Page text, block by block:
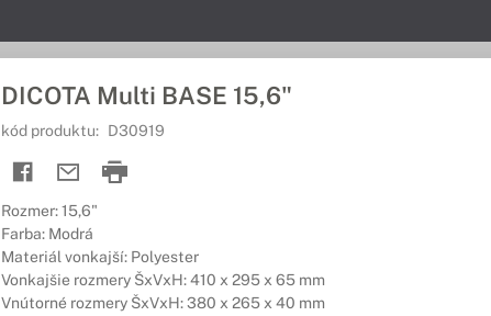
DICOTA Multi BASE 15,6"
kód produktu: D30919
Rozmer: 15,6"
Farba: Modrá
Materiál vonkajší: Polyester
Vonkajšie rozmery ŠxVxH: 410 x 295 x 65 mm
Vnútorné rozmery ŠxVxH: 380 x 265 x 40 mm